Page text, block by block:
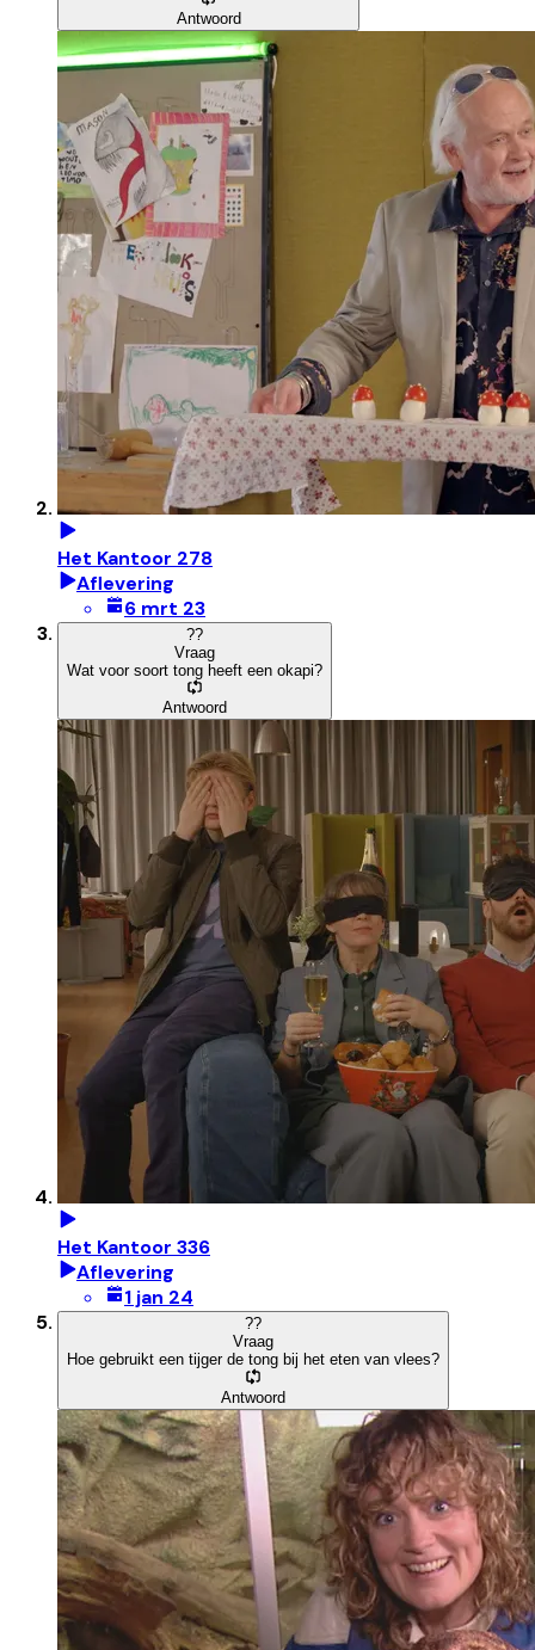
Antwoord
Het Kantoor 278
Aflevering
6 mrt 23
??
Vraag
Wat voor soort tong heeft een okapi?
Antwoord
Het Kantoor 336
Aflevering
1 jan 24
??
Vraag
Hoe gebruikt een tijger de tong bij het eten van vlees?
Antwoord